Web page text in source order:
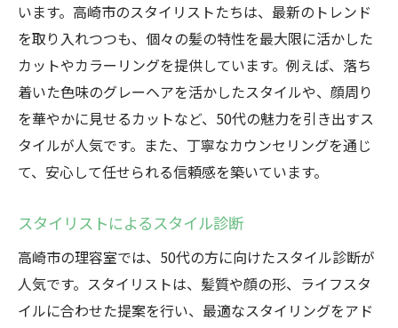
います。高崎市のスタイリストたちは、最新のトレンド
を取り入れつつも、個々の髪の特性を最大限に活かした
カットやカラーリングを提供しています。例えば、落ち
着いた色味のグレーヘアを活かしたスタイルや、顔周り
を華やかに見せるカットなど、50代の魅力を引き出すス
タイルが人気です。また、丁寧なカウンセリングを通じ
て、安心して任せられる信頼感を築いています。
スタイリストによるスタイル診断
高崎市の理容室では、50代の方に向けたスタイル診断が
人気です。スタイリストは、髪質や顔の形、ライフスタ
イルに合わせた提案を行い、最適なスタイリングをアド